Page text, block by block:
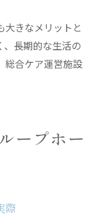
大きなメリットと
、長期的な生活の
総合ケア運営施設
ープホー
際